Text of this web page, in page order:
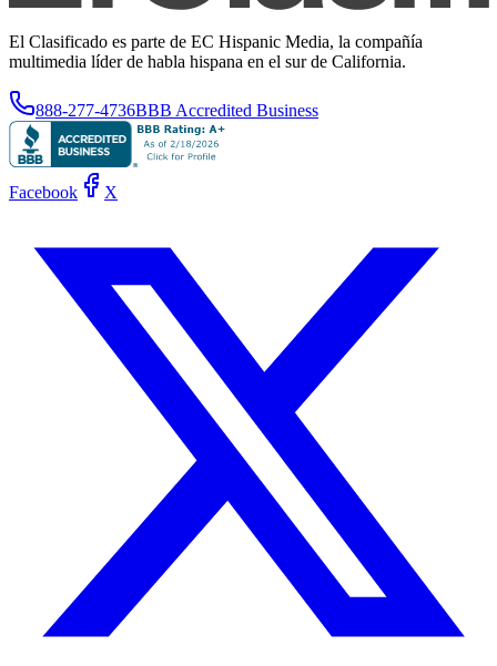
El Clasificado es parte de EC Hispanic Media, la compañía
multimedia líder de habla hispana en el sur de California.
888-277-4736BBB Accredited Business
Facebook X